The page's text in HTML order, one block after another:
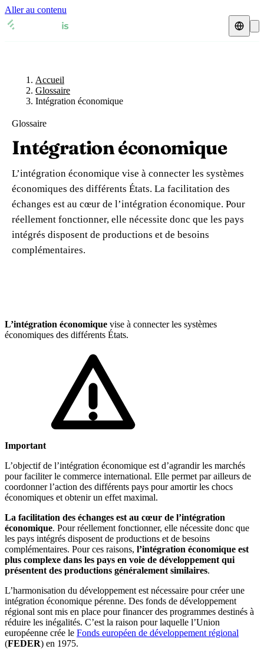
Aller au contenu
🇫🇷 France
🇬🇧 Royaume-Uni
🇧🇪 Belgique
🇩🇪
🇮🇹 Italie
🇳🇴 Norvège
Fiches TVA
🇫🇷 France
🇬🇧
🇨🇭 Suisse
🇧🇪
🇩🇪 Allemagne
🇮🇹 Italie
🇳🇴 Norvège
Toutes les fiches pays
Expert-comptable
Expert-comptable e-commerce
Expert-comptable Amazon
Ressources & Blog
Blog
Glossaire
Vérifier un n° TVA
Calculateur de TVA
Accueil
Glossaire
Intégration économique
Glossaire
Intégration économique
L’intégration économique vise à connecter les systèmes
économiques des différents États. La facilitation des
échanges est au cœur de l’intégration économique. Pour
réellement fonctionner, elle nécessite donc que les pays
intégrés disposent de productions et de besoins
complémentaires.
L’intégration économique vise à connecter les systèmes
économiques des différents États.
Important
L’objectif de l’intégration économique est d’agrandir les marchés
pour faciliter le commerce international. Elle permet par ailleurs de
coordonner l’action des différents pays pour amortir les chocs
économiques et obtenir un effet maximal.
La facilitation des échanges est au cœur de l’intégration
économique. Pour réellement fonctionner, elle nécessite donc que
les pays intégrés disposent de productions et de besoins
complémentaires. Pour ces raisons, l’intégration économique est
plus complexe dans les pays en voie de développement qui
présentent des productions généralement similaires.
L’harmonisation du développement est nécessaire pour créer une
intégration économique pérenne. Des fonds de développement
régional sont mis en place pour financer des programmes destinés à
réduire les inégalités. C’est la raison pour laquelle l’Union
européenne crée le Fonds européen de développement régional
(FEDER) en 1975.